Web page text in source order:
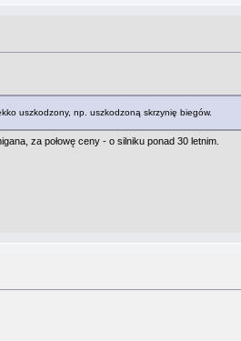
uszkodzony, np. uszkodzoną skrzynię biegów.
za połowę ceny - o silniku ponad 30 letnim.